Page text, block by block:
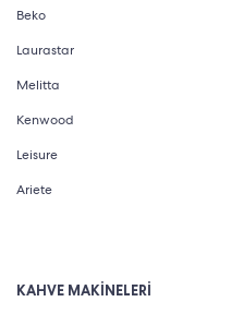
Beko
Laurastar
Melitta
Kenwood
Leisure
Ariete
KAHVE MAKİNELERİ